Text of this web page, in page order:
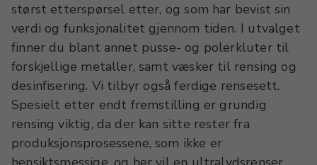
størst etterspørsel etter, og som har bevist sin
verdi og funksjonalitet gjennom tiden. I utvalget
finner du blant annet pusse- og polerkluter til
forskjellige metaller, samt væsker til rensing og
desinfisering. Vi tilbyr også ferdige rensesett.
Spesielt etter endt fremstilling er grundig
rensing viktig, da der kan sitte rester fra
produksjonsprosessene, som ikke er